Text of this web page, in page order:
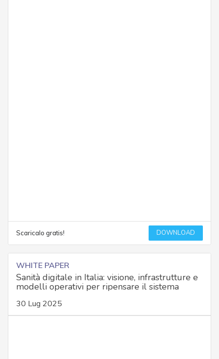
Scaricalo gratis! DOWNLOAD
WHITE PAPER
Sanità digitale in Italia: visione, infrastrutture e
modelli operativi per ripensare il sistema
30 Lug 2025